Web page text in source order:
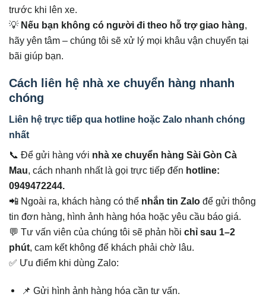
trước khi lên xe.
💡 Nếu bạn không có người đi theo hỗ trợ giao hàng,
hãy yên tâm – chúng tôi sẽ xử lý mọi khâu vận chuyển tại
bãi giúp bạn.
Cách liên hệ nhà xe chuyển hàng nhanh
chóng
Liên hệ trực tiếp qua hotline hoặc Zalo nhanh chóng
nhất
📞 Để gửi hàng với nhà xe chuyển hàng Sài Gòn Cà
Mau, cách nhanh nhất là gọi trực tiếp đến hotline:
0949472244.
📲 Ngoài ra, khách hàng có thể nhắn tin Zalo để gửi thông
tin đơn hàng, hình ảnh hàng hóa hoặc yêu cầu báo giá.
💬 Tư vấn viên của chúng tôi sẽ phản hồi chỉ sau 1–2
phút, cam kết không để khách phải chờ lâu.
✅ Ưu điểm khi dùng Zalo:
📌 Gửi hình ảnh hàng hóa cần tư vấn.